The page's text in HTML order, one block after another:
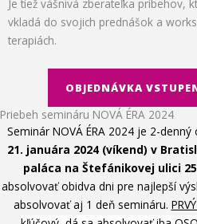
Je tiež vášnivá zberateľka príbehov,
vkladá do svojich prednášok a
terapiách.
OBJEDNÁVKA
Priebeh semináru NOVÁ ÉRA 2024
Seminár NOVÁ ÉRA 2024 je 2-
21. januára 2024 (víkend) v
paláca na Štefánikovej ulici
absolvovať obidva dni pre najlepší
absolvovať aj 1 deň semináru.